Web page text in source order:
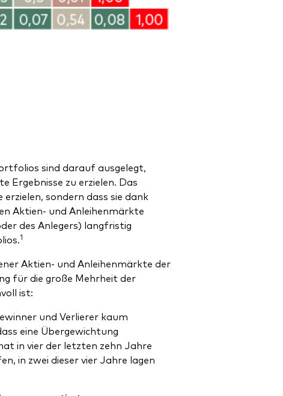
sind darauf ausgelegt,
Ergebnisse zu erzielen. Das
sondern dass sie dank
Aktien- und Anleihenmärkte
des Anlegers) langfristig
1
Aktien- und Anleihenmärkte der
für die große Mehrheit der
ist:
und Verlierer kaum
eine Übergewichtung
in vier der letzten zehn Jahre
in zwei dieser vier Jahre lagen